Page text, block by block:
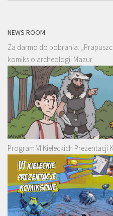
NEWS ROOM
Za darmo do pobrania:
komiks o archeologii Mazur
Program VI Kieleckich Prezentacji